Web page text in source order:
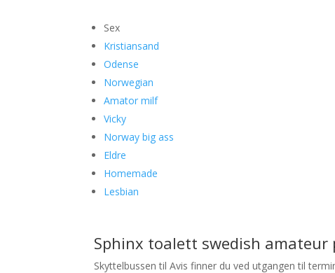
Sex
Kristiansand
Odense
Norwegian
Amator milf
Vicky
Norway big ass
Eldre
Homemade
Lesbian
Sphinx toalett swedish amateur
Skyttelbussen til Avis finner du ved utgangen til